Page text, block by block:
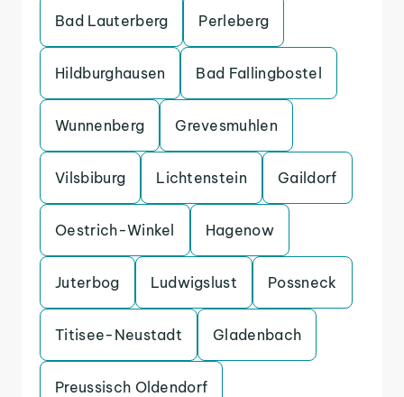
Bad Lauterberg Perleberg
Hildburghausen Bad Fallingbostel
Wunnenberg Grevesmuhlen
Vilsbiburg Lichtenstein Gaildorf
Oestrich-Winkel Hagenow
Juterbog Ludwigslust Possneck
Titisee-Neustadt Gladenbach
Preussisch Oldendorf